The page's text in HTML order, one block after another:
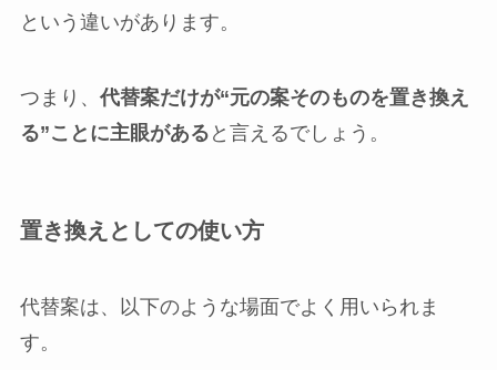
という違いがあります。
つまり、 代替案だけが“元の案そのものを置き換え
る”ことに主眼がある と言えるでしょう。
置き換えとしての使い方
代替案は、以下のような場面でよく用いられま
す。